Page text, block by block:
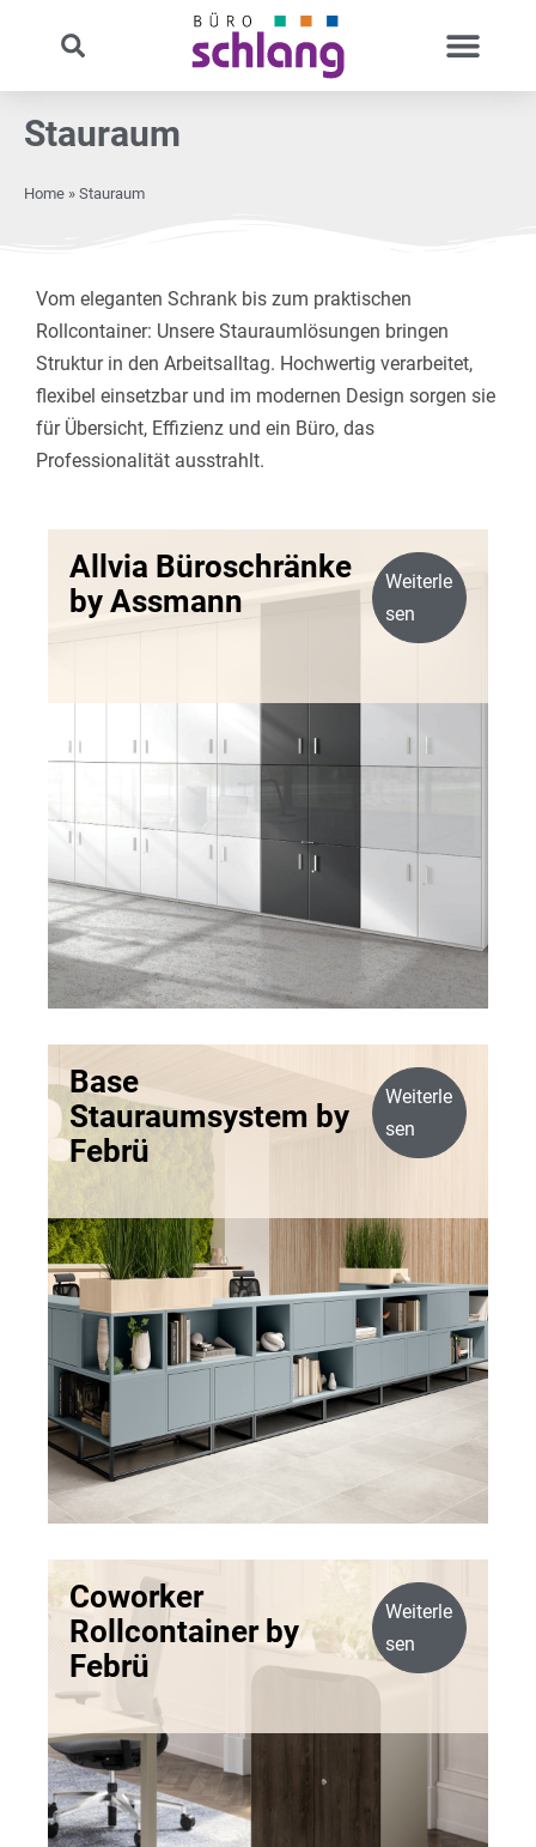
Stauraum
Home » Stauraum
Vom eleganten Schrank bis zum praktischen
Rollcontainer: Unsere Stauraumlösungen bringen
Struktur in den Arbeitsalltag. Hochwertig verarbeitet,
flexibel einsetzbar und im modernen Design sorgen sie
für Übersicht, Effizienz und ein Büro, das
Professionalität ausstrahlt.
Allvia Büroschränke
by Assmann
Weiterle
sen
Base
Stauraumsystem by
Febrü
Weiterle
sen
Coworker
Rollcontainer by
Febrü
Weiterle
sen